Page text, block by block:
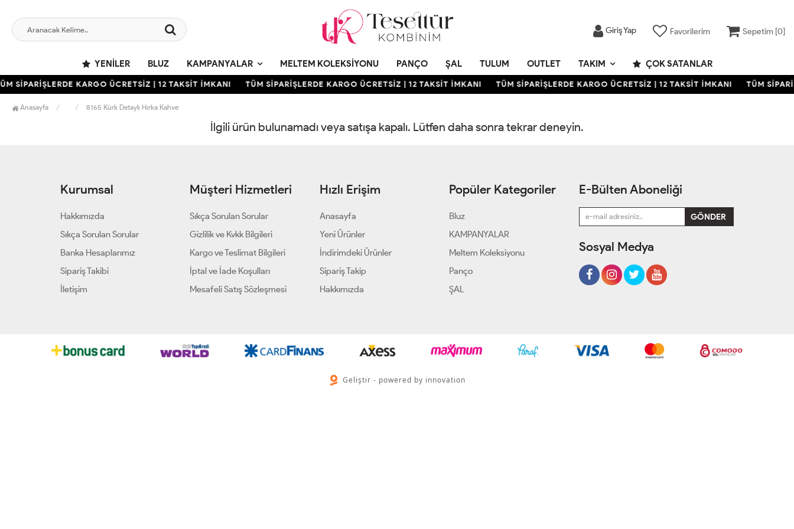
Giriş Yap Favorilerim Sepetim [0]
YENILER BLUZ KAMPANYALAR MELTEM KOLEKSIYONU PANÇO ŞAL TULUM OUTLET TAKIM ÇOK SATANLAR
SİPARİŞLERDE KARGO ÜCRETSİZ | 12 TAKSİT İMKANI TÜM SİPARİŞLERDE KARGO ÜCRETSİZ | 12 TAKSİT İMKANI TÜM SİPARİŞLERDE KARGO ÜCRETSİZ | 12 TAKSİT İMKANI TÜM
Anasayfa 8165 Kürk Detaylı Hırka Kahve
İlgili ürün bulunamadı veya satışa kapalı. Lütfen daha sonra tekrar deneyin.
Kurumsal
Hakkımızda
Sıkça Sorulan Sorular
Banka Hesaplarımız
Sipariş Takibi
İletişim
Müşteri Hizmetleri
Sıkça Sorulan Sorular
Gizlilik ve Kvkk Bilgileri
Kargo ve Teslimat Bilgileri
İptal ve İade Koşulları
Mesafeli Satış Sözleşmesi
Hızlı Erişim
Anasayfa
Yeni Ürünler
İndirimdeki Ürünler
Sipariş Takip
Hakkımızda
Popüler Kategoriler
Bluz
KAMPANYALAR
Meltem Koleksiyonu
Panço
ŞAL
E-Bülten Aboneliği
Sosyal Medya
Geliştir - powered by innovation